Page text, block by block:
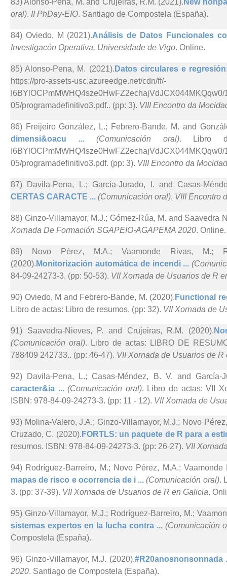
83) Alonso-Pena, M. and Crujeiras, R.M. (2021). New
oral). II PhDay-EIO. Santiago de Compostela (España).
84) Oviedo, M (2021).Análisis de Datos Funcionales
Investigacón Operativa, Universidade de Vigo. Online.
85) Alonso-Pena, M. (2021). Datos circulares e
https://pro-assets-usc.azureedge.net/cdn/ff/-
05/programadefinitivo3.pdf.. (pp: 3). VIII Encontro da
86) Freijeiro González, L.; Febrero-Bande, M. and
dimensi&oacu ...(Comunicación oral). Libro de
05/programadefinitivo3.pdf. (pp: 3). VIII Encontro da
87) Davila-Pena, L.; García-Jurado, I. and Casas-
CERTAS CARACTE ... (Comunicación oral). VIII Encontro
88) Ginzo-Villamayor, M.J.; Gómez-Rúa, M. and Saavedra
Xornada De Formación SGAPEIO-AGAPEMA 2020. Online.
89) Novo Pérez, M.A.; Vaamonde Rivas, M.;
(2020). Monitorización automática de incendi ...
84-09-24273-3. (pp: 50-53). VII Xornada de Usuarios de R
90) Oviedo, M and Febrero-Bande, M. (2020). Functional
Libro de actas: Libro de resumos. (pp: 32). VII Xornada de
91) Saavedra-Nieves, P. and Crujeiras, R.M. (2020).
(Comunicación oral). Libro de actas: LIBRO DE
788409 242733.. (pp: 46-47). VII Xornada de Usuarios de R
92) Davila-Pena, L.; Casas-Méndez, B. V. and García-
caracter&ia ...(Comunicación oral). Libro de actas: VII
ISBN: 978-84-09-24273-3. (pp: 11 - 12). VII Xornada de
93) Molina-Valero, J.A.; Ginzo-Villamayor, M.J.; Novo
Cruzado, C. (2020). FORTLS: un paquete de R para a
resumos. ISBN: 978-84-09-24273-3. (pp: 26-27). VII
94) Rodríguez-Barreiro, M.; Novo Pérez, M.A.;
mapas de risco e ocorrencia de i ...(Comunicación oral).
3. (pp: 37-39). VII Xornada de Usuarios de R en Galicia.
95) Ginzo-Villamayor, M.J.; Rodríguez-Barreiro, M.;
sistemas expertos en la lucha contra ...(Comunicación
Compostela (España).
96) Ginzo-Villamayor, M.J. (2020).#R20anosnonsonnada
2020. Santiago de Compostela (España).